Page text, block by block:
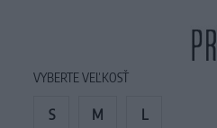
VYBERTE VEĽKOSŤ
S M L